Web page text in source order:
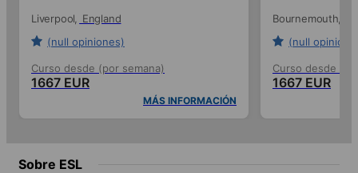
Liverpool
England
(null opiniones)
Curso desde (por semana)
1667 EUR
MÁS INFORMACIÓN
Bournemouth
(null
Curso desde
1667 EUR
Sobre ESL